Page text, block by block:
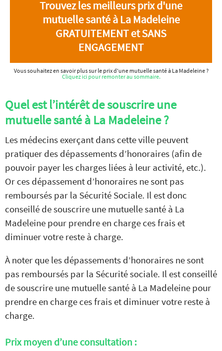
Trouvez les meilleurs prix d'une
mutuelle santé à La Madeleine
GRATUITEMENT et SANS
ENGAGEMENT
Vous souhaitez en savoir plus sur le prix d'une mutuelle santé à La Madeleine ?
Cliquez ici pour remonter au sommaire.
Quel est l’intérêt de souscrire une
mutuelle santé à La Madeleine ?
Les médecins exerçant dans cette ville peuvent
pratiquer des dépassements d’honoraires (afin de
pouvoir payer les charges liées à leur activité, etc.).
Or ces dépassement d’honoraires ne sont pas
remboursés par la Sécurité Sociale. Il est donc
conseillé de souscrire une mutuelle santé à La
Madeleine pour prendre en charge ces frais et
diminuer votre reste à charge.
À noter que les dépassements d’honoraires ne sont
pas remboursés par la Sécurité sociale. Il est conseillé
de souscrire une mutuelle santé à La Madeleine pour
prendre en charge ces frais et diminuer votre reste à
charge.
Prix moyen d’une consultation :